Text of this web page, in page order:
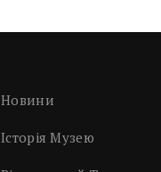
Новини
Історія Музею